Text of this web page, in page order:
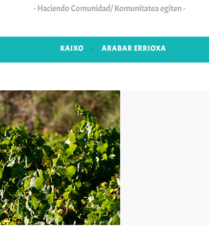
Haciendo Comunidad/ Komunitatea egiten
KAIXO ARABAR ERRIOXA